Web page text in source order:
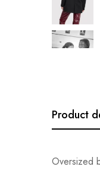
Product
Oversized